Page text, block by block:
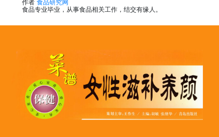
作者 食品研究网
食品专业毕业，从事食品相关工作，结交有缘人。